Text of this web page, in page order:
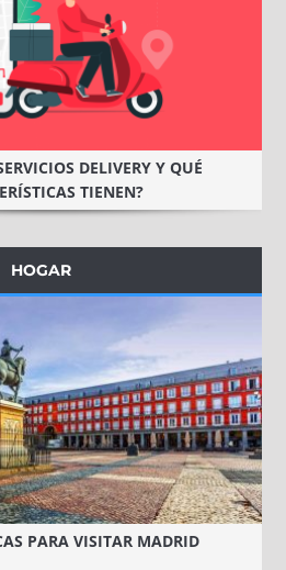
DELIVERY Y QUÉ
TIENEN?
HOGAR
PARA VISITAR MADRID